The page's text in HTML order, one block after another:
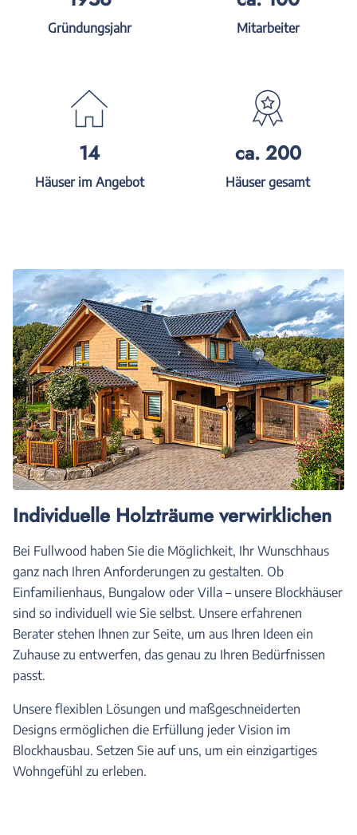
Gründungsjahr Mitarbeiter
14
Häuser im Angebot
ca. 200
Häuser gesamt
Individuelle Holzträume verwirklichen
Bei Fullwood haben Sie die Möglichkeit, Ihr Wunschhaus
ganz nach Ihren Anforderungen zu gestalten. Ob
Einfamilienhaus, Bungalow oder Villa – unsere Blockhäuser
sind so individuell wie Sie selbst. Unsere erfahrenen
Berater stehen Ihnen zur Seite, um aus Ihren Ideen ein
Zuhause zu entwerfen, das genau zu Ihren Bedürfnissen
passt.
Unsere flexiblen Lösungen und maßgeschneiderten
Designs ermöglichen die Erfüllung jeder Vision im
Blockhausbau. Setzen Sie auf uns, um ein einzigartiges
Wohngefühl zu erleben.